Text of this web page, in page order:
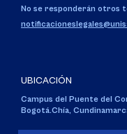
No se responderán otros
UBICACIÓN
Campus del Puente del
Bogotá.Chía,